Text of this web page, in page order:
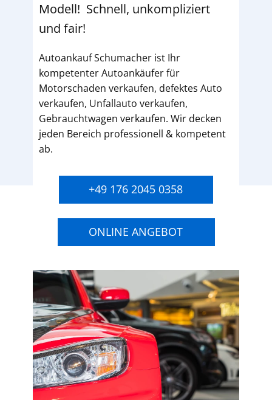
Modell! Schnell, unkompliziert
und fair!
Autoankauf Schumacher ist Ihr
kompetenter Autoankäufer für
Motorschaden verkaufen, defektes Auto
verkaufen, Unfallauto verkaufen,
Gebrauchtwagen verkaufen. Wir decken
jeden Bereich professionell & kompetent
ab.
+49 176 2045 0358
ONLINE ANGEBOT